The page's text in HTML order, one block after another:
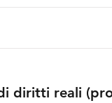
diritti reali